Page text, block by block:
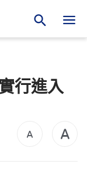
行進入